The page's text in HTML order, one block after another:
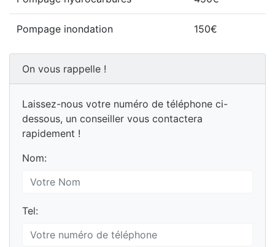
Pompage inondation 150€
On vous rappelle !
Laissez-nous votre numéro de téléphone ci-
dessous, un conseiller vous contactera
rapidement !
Nom:
Tel: